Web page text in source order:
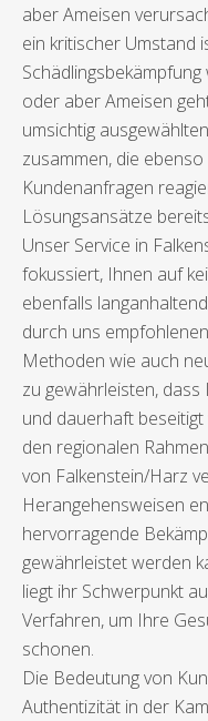
aber Ameisen
ein kritischer Umstand
oder aber Ameisen
umsichtig
zusammen, die
Kundenanfragen
Lösungsansätze
Unser Service in
fokussiert, Ihnen auf
ebenfalls
durch uns
Methoden wie auch
zu gewährleisten,
und dauerhaft
den regionalen
von Falkenstein/Harz
Herangehensweisen
hervorragende
gewährleistet werden
liegt ihr Schwerpunkt
Verfahren, um Ihre
schonen.
Die Bedeutung von
Authentizität in der